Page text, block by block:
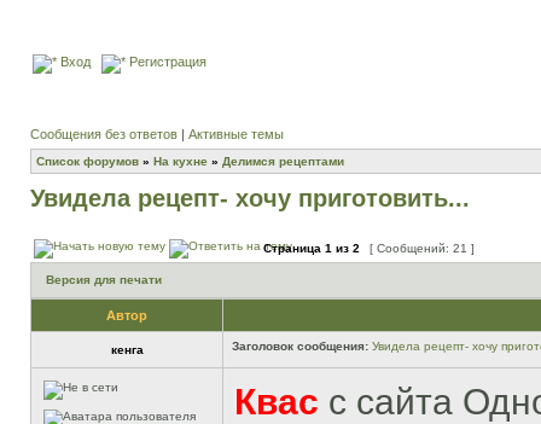
Вход Регистрация
Сообщения без ответов | Активные темы
Список форумов » На кухне » Делимся рецептами
Увидела рецепт- хочу приготовить...
Страница 1 из 2 [ Сообщений: 21 ]
Версия для печати
Автор
кенга Заголовок сообщения: Увидела рецепт- хочу
Квас с сайта